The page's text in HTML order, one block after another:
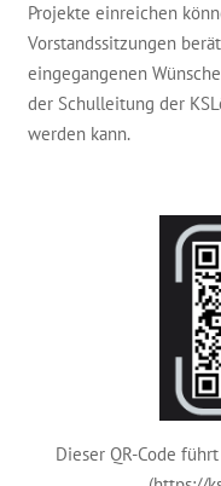
Projekte einreichen
Vorstandssitzungen
eingegangenen
der Schulleitung der
werden kann.
Dieser QR-Code